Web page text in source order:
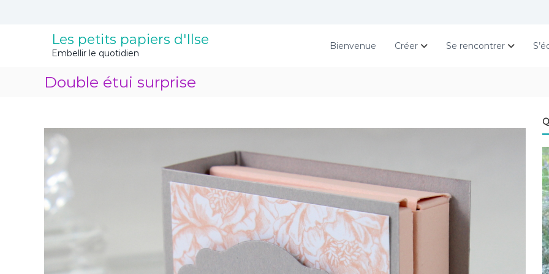
Les petits papiers d'Ilse
Embellir le quotidien
Bienvenue Créer Se rencontrer
Double étui surprise